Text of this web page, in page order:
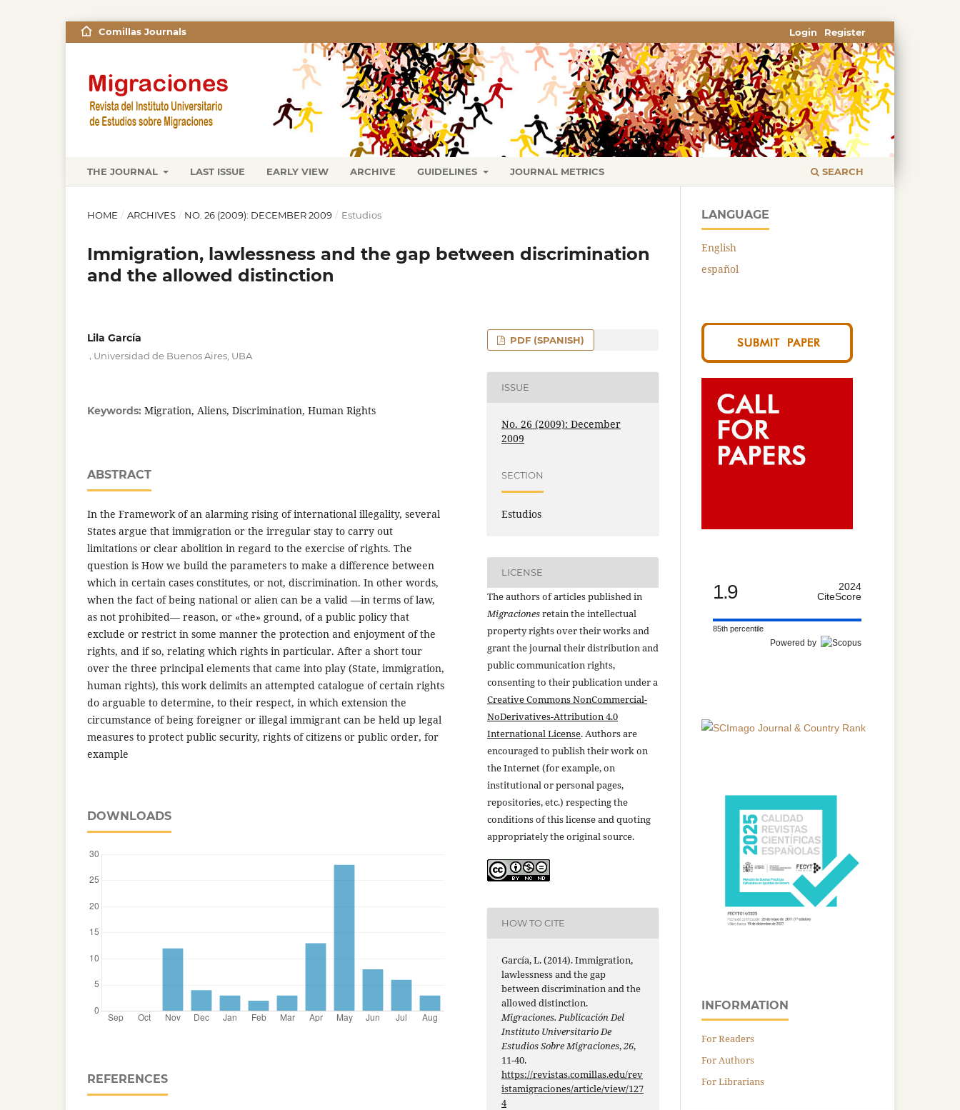
THE JOURNAL LAST ISSUE EARLY VIEW ARCHIVE GUIDELINES JOURNAL METRICS SEARCH
Comillas Journals Register
Login
HOME / ARCHIVES / NO. 26 (2009): DECEMBER 2009 / Estudios
Immigration, lawlessness and the gap between discrimination
and the allowed distinction
Lila García
Universidad de Buenos Aires, UBA
Keywords: Migration, Aliens, Discrimination, Human Rights
ABSTRACT
In the Framework of an alarming rising of international illegality, several
States argue that immigration or the irregular stay to carry out
limitations or clear abolition in regard to the exercise of rights. The
question is How we build the parameters to make a difference between
which in certain cases constitutes, or not, discrimination. In other words,
when the fact of being national or alien can be a valid —in terms of law,
as not prohibited— reason, or «the» ground, of a public policy that
exclude or restrict in some manner the protection and enjoyment of the
rights, and if so, relating which rights in particular. After a short tour
over the three principal elements that came into play (State, immigration,
human rights), this work delimits an attempted catalogue of certain rights
do arguable to determine, to their respect, in which extension the
circumstance of being foreigner or illegal immigrant can be held up legal
measures to protect public security, rights of citizens or public order, for
example
DOWNLOADS
REFERENCES
PDF (SPANISH)
ISSUE
No. 26 (2009): December
2009
SECTION
Estudios
LICENSE
The authors of articles published in
Migracionesretain the intellectual
property rights over their works and
grant the journal their distribution and
public communication rights,
consenting to their publication under a
Creative Commons NonCommercial-
NoDerivatives-Attribution 4.0
International License. Authors are
encouraged to publish their work on
the Internet (for example, on
institutional or personal pages,
repositories, etc.) respecting the
conditions of this license and quoting
appropriately the original source.
HOW TO CITE
García, L. (2014). Immigration,
lawlessness and the gap
between discrimination and the
allowed distinction.
Migraciones. Publicación Del
Instituto Universitario De
Estudios Sobre Migraciones,26,
11-40.
https://revistas.comillas.edu/rev
istamigraciones/article/view/127
4
LANGUAGE
English
español
1.9
2024
CiteScore
85th percentile
Powered by
INFORMATION
For Readers
For Authors
For Librarians